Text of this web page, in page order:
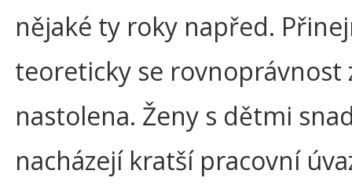
nějaké ty roky napřed.
teoreticky se rovnoprávnost
nastolena. Ženy s dětmi
nacházejí kratší pracovní